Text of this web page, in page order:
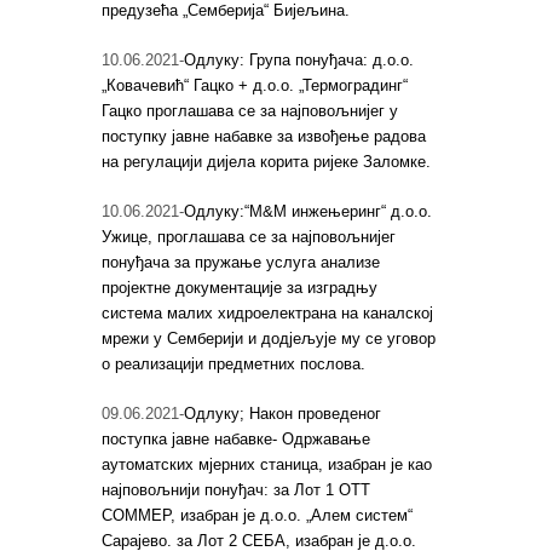
предузећа „Семберија“ Бијељина.
10.06.2021-Одлуку: Група понуђача: д.о.о.
„Ковачевић“ Гацко + д.о.о. „Термоградинг“
Гацко проглашава се за најповољнијег у
поступку јавне набавке за извођење радова
на регулацији дијела корита ријеке Заломке.
10.06.2021-Одлуку:“М&М инжењеринг“ д.о.о.
Ужице, проглашава се за најповољнијег
понуђача за пружање услуга анализе
пројектне документације за изградњу
система малих хидроелектрана на каналској
мрежи у Семберији и додјељује му се уговор
о реализацији предметних послова.
09.06.2021-Одлуку; Након проведеног
поступка јавне набавке- Одржавање
аутоматских мјерних станица, изабран је као
најповољнији понуђач: за Лот 1 ОТТ
СОММЕР, изабран је д.о.о. „Алем систем“
Сарајево. за Лот 2 СЕБА, изабран је д.о.о.